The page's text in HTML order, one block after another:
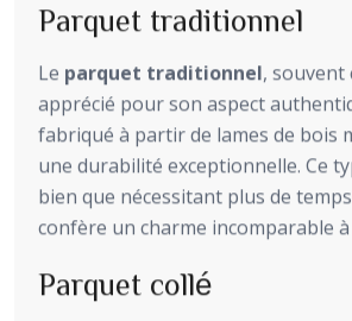
Parquet traditionnel
Le parquet traditionnel, souvent
apprécié pour son aspect
fabriqué à partir de lames de bois
une durabilité exceptionnelle. Ce
bien que nécessitant plus de
confère un charme incomparable
Parquet collé